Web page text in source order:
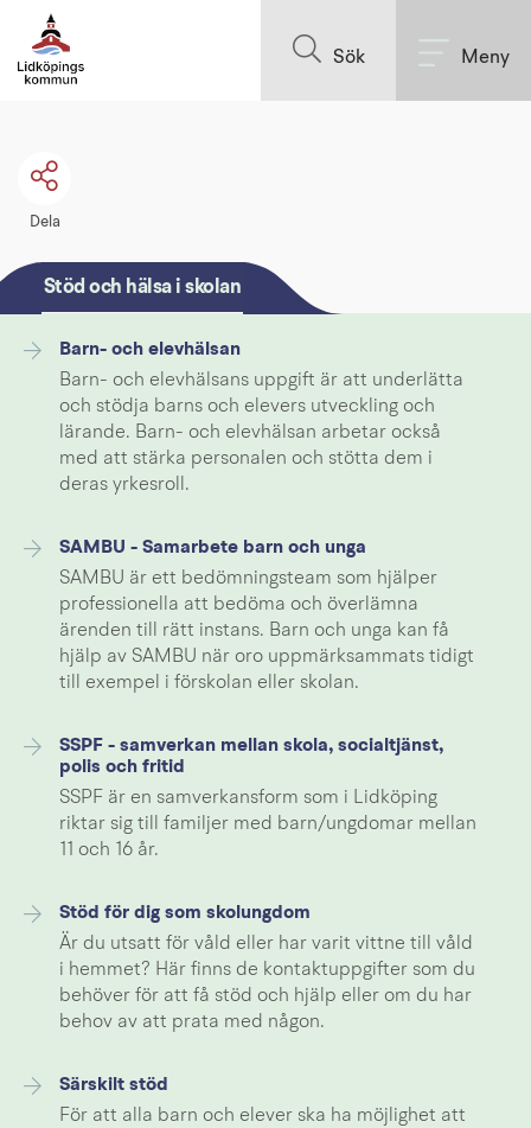
Sök Meny
Dela
Stöd och hälsa i skolan
Barn- och elevhälsan
Barn- och elevhälsans uppgift är att underlätta
och stödja barns och elevers utveckling och
lärande. Barn- och elevhälsan arbetar också
med att stärka personalen och stötta dem i
deras yrkesroll.
SAMBU - Samarbete barn och unga
SAMBU är ett bedömningsteam som hjälper
professionella att bedöma och överlämna
ärenden till rätt instans. Barn och unga kan få
hjälp av SAMBU när oro uppmärksammats tidigt
till exempel i förskolan eller skolan.
SSPF - samverkan mellan skola, socialtjänst,
polis och fritid
SSPF är en samverkansform som i Lidköping
riktar sig till familjer med barn/ungdomar mellan
11 och 16 år.
Stöd för dig som skolungdom
Är du utsatt för våld eller har varit vittne till våld
i hemmet? Här finns de kontaktuppgifter som du
behöver för att få stöd och hjälp eller om du har
behov av att prata med någon.
Särskilt stöd
För att alla barn och elever ska ha möjlighet att